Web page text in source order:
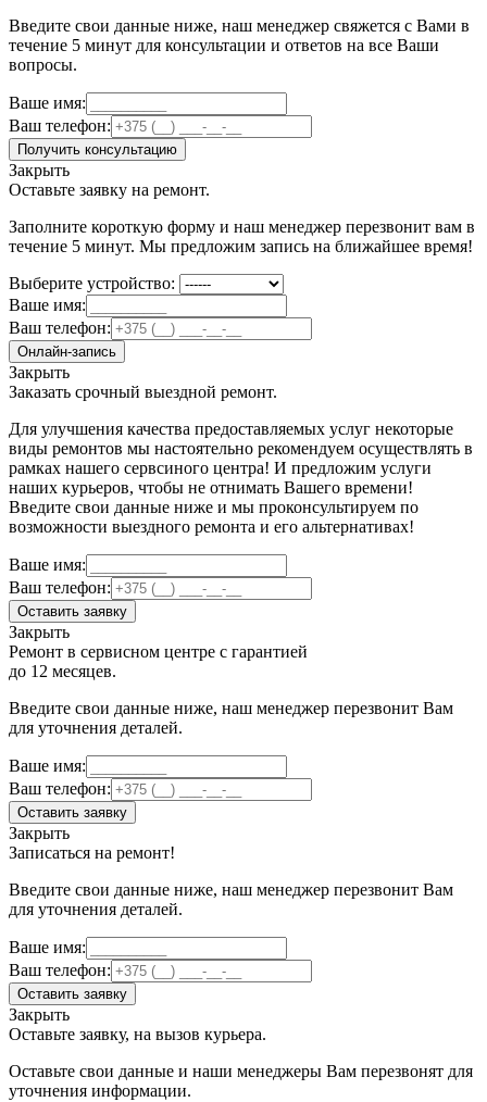
Введите свои данные ниже, наш менеджер свяжется с Вами в
течение 5 минут для консультации и ответов на все Ваши
вопросы.
Ваше имя:
Ваш телефон:
Получить консультацию
Закрыть
Оставьте заявку на ремонт.
Заполните короткую форму и наш менеджер перезвонит вам в
течение 5 минут. Мы предложим запись на ближайшее время!
Выберите устройство:
Ваше имя:
Ваш телефон:
Онлайн-запись
Закрыть
Заказать срочный выездной ремонт.
Для улучшения качества предоставляемых услуг некоторые
виды ремонтов мы настоятельно рекомендуем осуществлять в
рамках нашего сервсиного центра! И предложим услуги
наших курьеров, чтобы не отнимать Вашего времени!
Введите свои данные ниже и мы проконсультируем по
возможности выездного ремонта и его альтернативах!
Ваше имя:
Ваш телефон:
Оставить заявку
Закрыть
Ремонт в сервисном центре с гарантией
до 12 месяцев.
Введите свои данные ниже, наш менеджер перезвонит Вам
для уточнения деталей.
Ваше имя:
Ваш телефон:
Оставить заявку
Закрыть
Записаться на ремонт!
Введите свои данные ниже, наш менеджер перезвонит Вам
для уточнения деталей.
Ваше имя:
Ваш телефон:
Оставить заявку
Закрыть
Оставьте заявку, на вызов курьера.
Оставьте свои данные и наши менеджеры Вам перезвонят для
уточнения информации.